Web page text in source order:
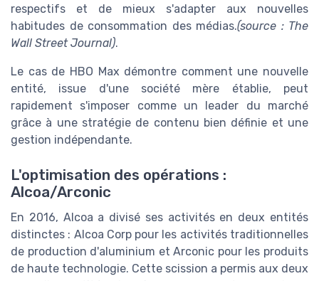
respectifs et de mieux s'adapter aux nouvelles
habitudes de consommation des médias.(source : The
Wall Street Journal).
Le cas de HBO Max démontre comment une nouvelle
entité, issue d'une société mère établie, peut
rapidement s'imposer comme un leader du marché
grâce à une stratégie de contenu bien définie et une
gestion indépendante.
L'optimisation des opérations :
Alcoa/Arconic
En 2016, Alcoa a divisé ses activités en deux entités
distinctes : Alcoa Corp pour les activités traditionnelles
de production d'aluminium et Arconic pour les produits
de haute technologie. Cette scission a permis aux deux